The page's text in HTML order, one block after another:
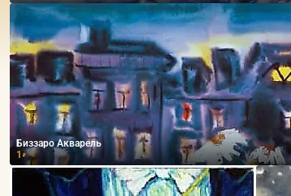
Биззаро Акварель
1 ₽